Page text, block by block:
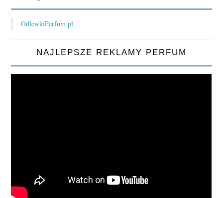
OdlewkiPerfum.pl
NAJLEPSZE REKLAMY PERFUM